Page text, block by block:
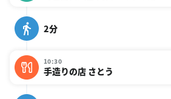
2分
10:30
手造りの店 さとう